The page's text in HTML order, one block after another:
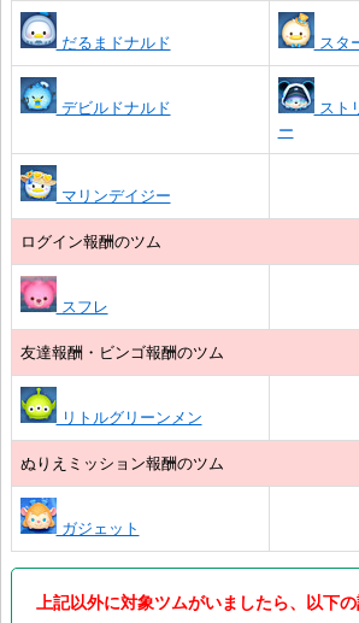
だるまドナルド スタ
デビルドナルド
スト
ー
マリンデイジー
ログイン報酬のツム
スフレ
友達報酬・ビンゴ報酬のツム
リトルグリーンメン
ぬりえミッション報酬のツム
ガジェット
上記以外に対象ツムがいましたら、以下